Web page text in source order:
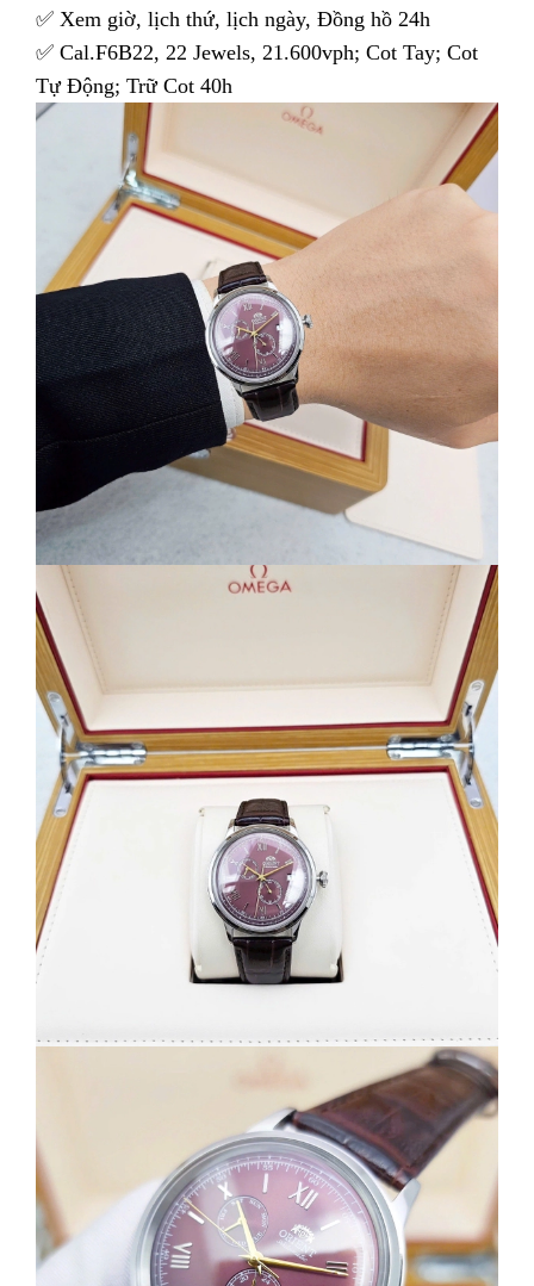
✅ Xem giờ, lịch thứ, lịch ngày, Đồng hồ 24h
✅ Cal.F6B22, 22 Jewels, 21.600vph; Cot Tay; Cot
Tự Động; Trữ Cot 40h